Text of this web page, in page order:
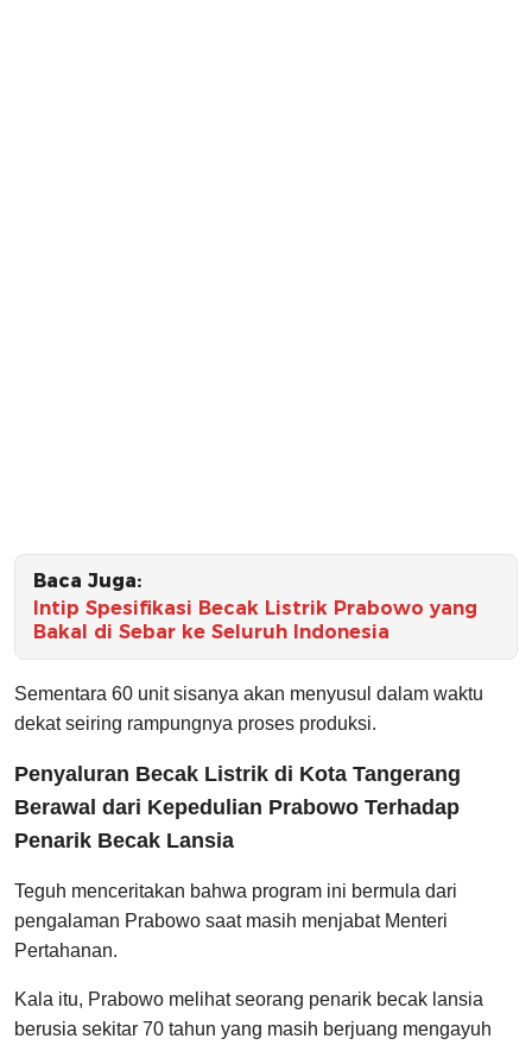
Baca Juga:
Intip Spesifikasi Becak Listrik Prabowo yang
Bakal di Sebar ke Seluruh Indonesia
Sementara 60 unit sisanya akan menyusul dalam waktu
dekat seiring rampungnya proses produksi.
Penyaluran Becak Listrik di Kota Tangerang
Berawal dari Kepedulian Prabowo Terhadap
Penarik Becak Lansia
Teguh menceritakan bahwa program ini bermula dari
pengalaman Prabowo saat masih menjabat Menteri
Pertahanan.
Kala itu, Prabowo melihat seorang penarik becak lansia
berusia sekitar 70 tahun yang masih berjuang mengayuh